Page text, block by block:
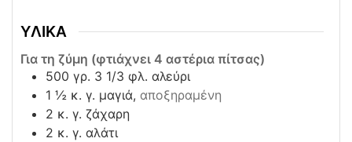
ΥΛΙΚΑ
Για τη ζύμη (φτιάχνει 4 αστέρια πίτσας)
500 γρ. 3 1/3 φλ. αλεύρι
1 ½ κ. γ. μαγιά, αποξηραμένη
2 κ. γ. ζάχαρη
2 κ. γ. αλάτι